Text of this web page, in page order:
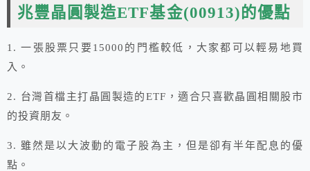
兆豐晶圓製造ETF基金(00913)的優點
1. 一張股票只要15000的門檻較低，大家都可以輕易地買
入。
2. 台灣首檔主打晶圓製造的ETF，適合只喜歡晶圓相關股市
的投資朋友。
3. 雖然是以大波動的電子股為主，但是卻有半年配息的優
點。